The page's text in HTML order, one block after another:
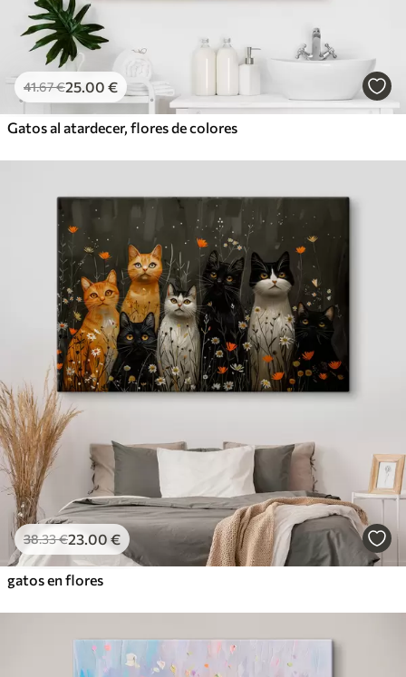
41.67€25.00 €
Gatos al atardecer, flores de colores
38.33€23.00 €
gatos en flores